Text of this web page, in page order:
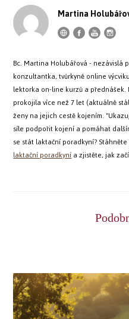
Martina
Bc. Martina Holubářová - nezávislá
konzultantka, tvůrkyně online
lektorka on-line kurzů a
prokojila více než 7 let (aktuálně
ženy na jejich cestě kojením.
síle podpořit kojení a pomáhat
se stát laktační poradkyní?
laktační poradkynía zjistěte, jak